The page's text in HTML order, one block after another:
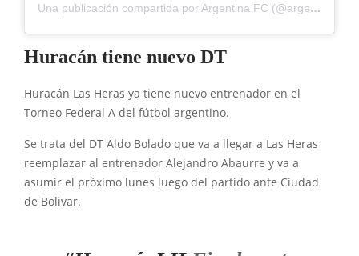
Una publicación compartida por Argentina FC (@argentinafcok1)
Huracán tiene nuevo DT
Huracán Las Heras ya tiene nuevo entrenador en el
Torneo Federal A del fútbol argentino.
Se trata del DT Aldo Bolado que va a llegar a Las Heras
reemplazar al entrenador Alejandro Abaurre y va a
asumir el próximo lunes luego del partido ante Ciudad
de Bolivar.